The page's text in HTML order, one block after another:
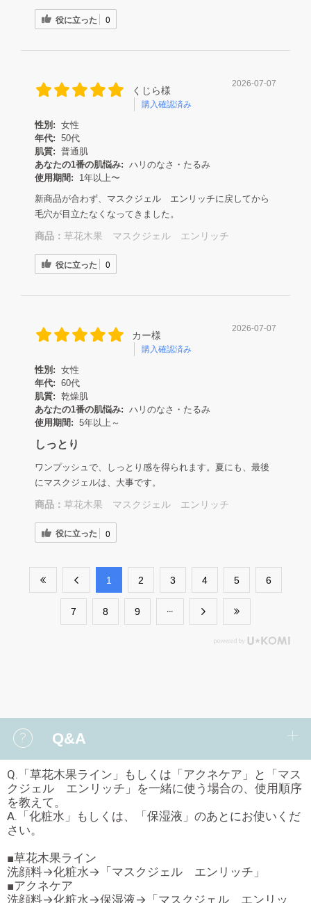
役に立った 0
くじら様
購入確認済み
2026-07-07
性別: 女性
年代: 50代
肌質: 普通肌
あなたの1番の肌悩み: ハリのなさ・たるみ
使用期間:
1年以上〜
新商品が合わず、マスクジェル エンリッチに戻してから
毛穴が目立たなくなってきました。
商品： 草花木果 マスクジェル エンリッチ
役に立った 0
カー様
購入確認済み
2026-07-07
性別: 女性
年代: 60代
肌質: 乾燥肌
あなたの1番の肌悩み: ハリのなさ・たるみ
使用期間: 5年以上～
しっとり
ワンプッシュで、しっとり感を得られます。夏にも、最後
にマスクジェルは、大事です。
商品： 草花木果 マスクジェル エンリッチ
役に立った 0
​1 ​2 ​3 ​4 ​5 ​6
​7 ​8 ​9
Q&A
Q.「草花木果ライン」もしくは「アクネケア」と「マス
クジェル エンリッチ」を一緒に使う場合の、使用順序
を教えて。
A.「化粧水」もしくは、「保湿液」のあとにお使いくだ
さい。
■草花木果ライン
洗顔料→化粧水→「マスクジェル エンリッチ」
■アクネケア
洗顔料→化粧水→保湿液→「マスクジェル エンリッ